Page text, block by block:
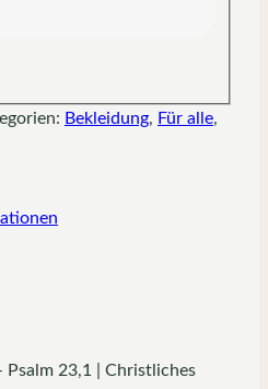
Bekleidung, Für alle,
23,1 | Christliches